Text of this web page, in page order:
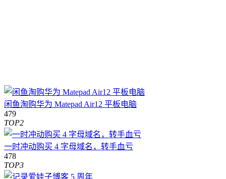
闲鱼淘购华为 Matepad Air12 平板电脑
479
TOP2
一时冲动购买 4 字母域名，转手血亏
478
TOP3